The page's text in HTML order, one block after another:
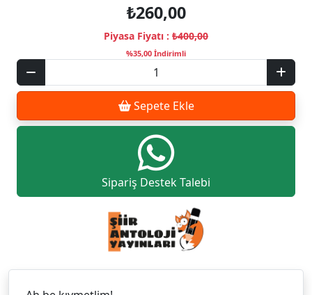
₺260,00
Piyasa Fiyatı : ₺400,00
%35,00 İndirimli
Sepete Ekle
Sipariş Destek Talebi